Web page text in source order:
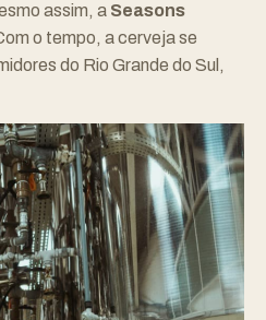
assim, a Seasons
o tempo, a cerveja se
do Rio Grande do Sul,